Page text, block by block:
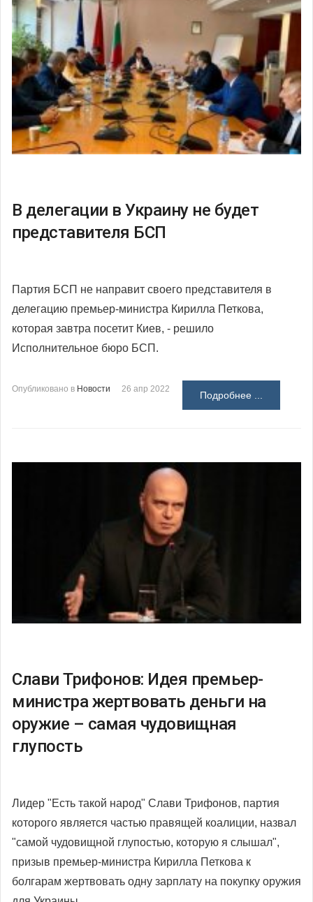
В делегации в Украину не будет
представителя БСП
Партия БСП не направит своего представителя в
делегацию премьер-министра Кирилла Петкова,
которая завтра посетит Киев, - решило
Исполнительное бюро БСП.
Опубликовано в Новости 26 апр 2022
Подробнее ...
Слави Трифонов: Идея премьер-
министра жертвовать деньги на
оружие – самая чудовищная
глупость
Лидер "Есть такой народ" Слави Трифонов, партия
которого является частью правящей коалиции, назвал
"самой чудовищной глупостью, которую я слышал",
призыв премьер-министра Кирилла Петкова к
болгарам жертвовать одну зарплату на покупку оружия